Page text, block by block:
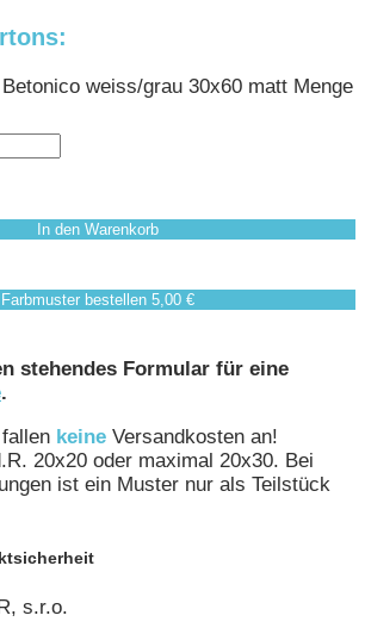
weiss/grau 30x60 matt Menge
In den Warenkorb
Farbmuster bestellen 5,00 €
stehendes Formular für eine
.
keine Versandkosten an!
20x20 oder maximal 20x30. Bei
ist ein Muster nur als Teilstück
s.r.o.